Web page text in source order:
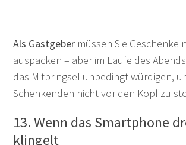
Als Gastgeber müssen Sie Geschenke
auspacken – aber im Laufe des
das Mitbringsel unbedingt würdigen,
Schenkenden nicht vor den Kopf zu
13. Wenn das Smartphone
klingelt